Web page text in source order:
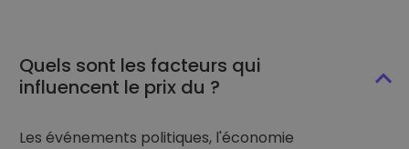
Quels sont les facteurs qui
influencent le prix du ?
Les événements politiques, l'économie